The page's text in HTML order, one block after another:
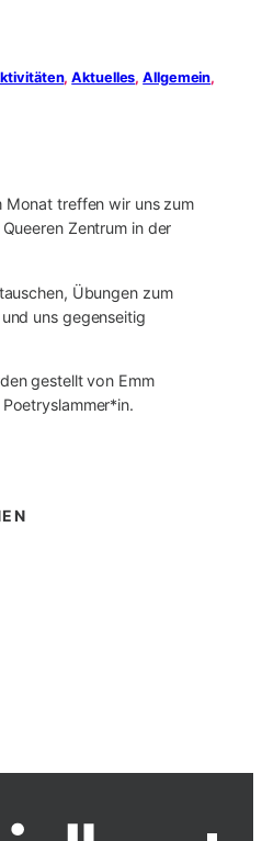
, Aktuelles, Allgemein
treffen wir uns zum
Zentrum in der
Übungen zum
uns gegenseitig
gestellt von Emm